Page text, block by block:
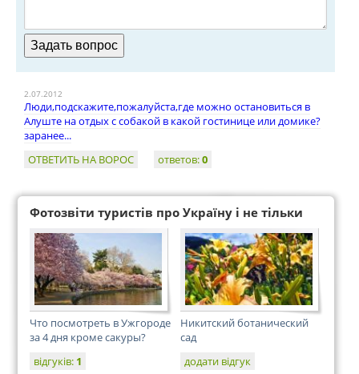
2.07.2012
Люди,подскажите,пожалуйста,где можно остановиться в
Алуште на отдых с собакой в какой гостинице или домике?
заранее...
ОТВЕТИТЬ НА ВОРОС
ответов:0
Фотозвіти туристів про Україну і не тільки
Что посмотреть в Ужгороде
за 4 дня кроме сакуры?
відгуків: 1
Никитский ботанический
сад
додати відгук